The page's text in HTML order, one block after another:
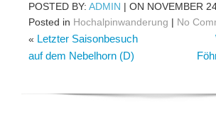
POSTED BY: ADMIN | ON NOVEMBER
Posted in Hochalpinwanderung | No
« Letzter Saisonbesuch
auf dem Nebelhorn (D)